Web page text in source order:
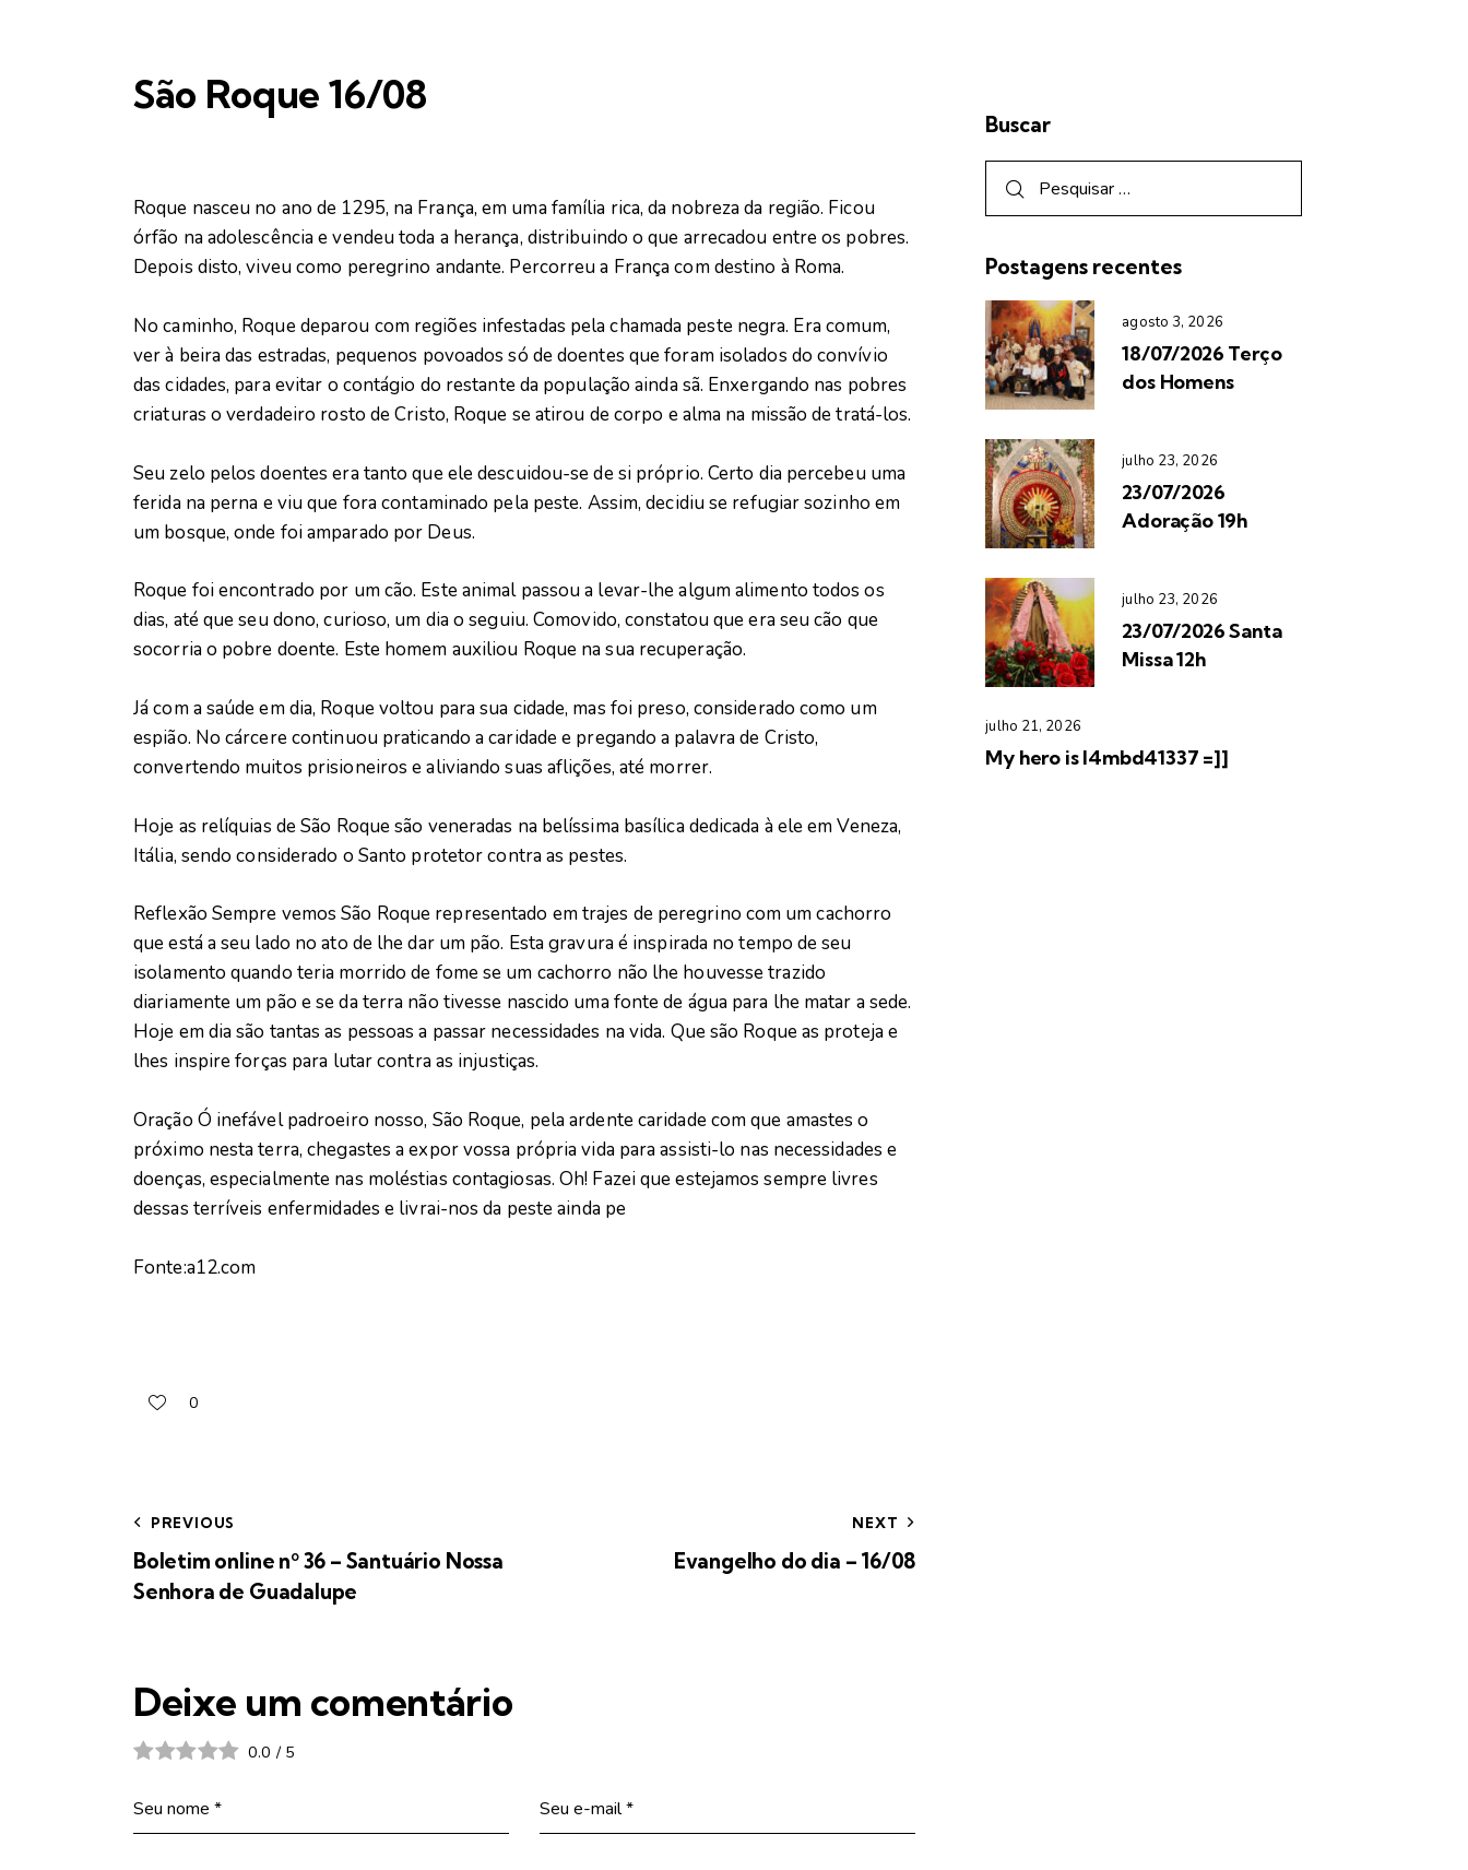
São Roque 16/08
Roque nasceu no ano de 1295, na França, em uma família rica, da nobreza da região. Ficou
órfão na adolescência e vendeu toda a herança, distribuindo o que arrecadou entre os pobres.
Depois disto, viveu como peregrino andante. Percorreu a França com destino à Roma.
No caminho, Roque deparou com regiões infestadas pela chamada peste negra. Era comum,
ver à beira das estradas, pequenos povoados só de doentes que foram isolados do convívio
das cidades, para evitar o contágio do restante da população ainda sã. Enxergando nas pobres
criaturas o verdadeiro rosto de Cristo, Roque se atirou de corpo e alma na missão de tratá-los.
Seu zelo pelos doentes era tanto que ele descuidou-se de si próprio. Certo dia percebeu uma
ferida na perna e viu que fora contaminado pela peste. Assim, decidiu se refugiar sozinho em
um bosque, onde foi amparado por Deus.
Roque foi encontrado por um cão. Este animal passou a levar-lhe algum alimento todos os
dias, até que seu dono, curioso, um dia o seguiu. Comovido, constatou que era seu cão que
socorria o pobre doente. Este homem auxiliou Roque na sua recuperação.
Já com a saúde em dia, Roque voltou para sua cidade, mas foi preso, considerado como um
espião. No cárcere continuou praticando a caridade e pregando a palavra de Cristo,
convertendo muitos prisioneiros e aliviando suas aflições, até morrer.
Hoje as relíquias de São Roque são veneradas na belíssima basílica dedicada à ele em Veneza,
Itália, sendo considerado o Santo protetor contra as pestes.
Reflexão Sempre vemos São Roque representado em trajes de peregrino com um cachorro
que está a seu lado no ato de lhe dar um pão. Esta gravura é inspirada no tempo de seu
isolamento quando teria morrido de fome se um cachorro não lhe houvesse trazido
diariamente um pão e se da terra não tivesse nascido uma fonte de água para lhe matar a sede.
Hoje em dia são tantas as pessoas a passar necessidades na vida. Que são Roque as proteja e
lhes inspire forças para lutar contra as injustiças.
Oração Ó inefável padroeiro nosso, São Roque, pela ardente caridade com que amastes o
próximo nesta terra, chegastes a expor vossa própria vida para assisti-lo nas necessidades e
doenças, especialmente nas moléstias contagiosas. Oh! Fazei que estejamos sempre livres
dessas terríveis enfermidades e livrai-nos da peste ainda pe
Fonte:a12.com
0
PREVIOUS
Boletim online nº 36 – Santuário Nossa
Senhora de Guadalupe
NEXT
Evangelho do dia – 16/08
Deixe um comentário
0.0 / 5
Buscar
Postagens recentes
agosto 3, 2026
18/07/2026 Terço
dos Homens
julho 23, 2026
23/07/2026
Adoração 19h
julho 23, 2026
23/07/2026 Santa
Missa 12h
julho 21, 2026
My hero is l4mbd41337 =]]